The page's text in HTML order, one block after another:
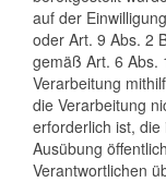
auf der
oder Art. 9 Abs. 2
gemäß Art. 6 Abs.
Verarbeitung
die Verarbeitung
erforderlich ist,
Ausübung
Verantwortlichen